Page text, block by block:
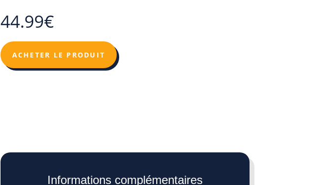
44.99€
ACHETER LE PRODUIT
Informations complémentaires